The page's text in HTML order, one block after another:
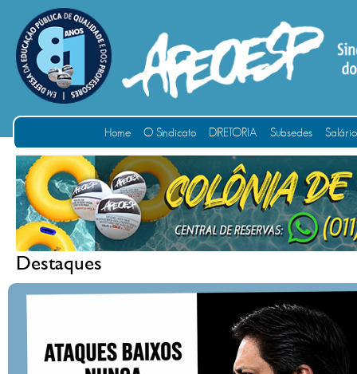
Home O Sindicato DIRETORIA Subsedes
Destaques